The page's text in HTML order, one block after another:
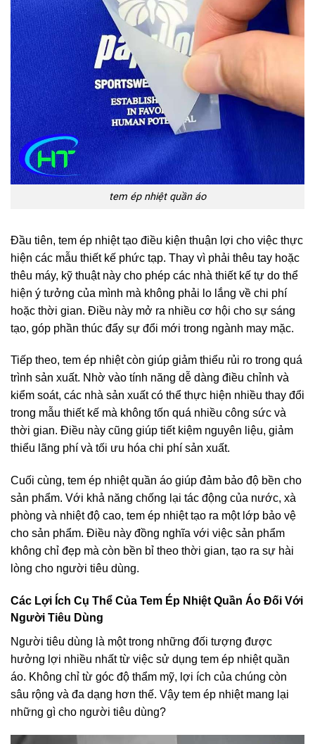
tem ép nhiệt quần áo
Đầu tiên, tem ép nhiệt tạo điều kiện thuận lợi cho việc thực
hiện các mẫu thiết kế phức tạp. Thay vì phải thêu tay hoặc
thêu máy, kỹ thuật này cho phép các nhà thiết kế tự do thể
hiện ý tưởng của mình mà không phải lo lắng về chi phí
hoặc thời gian. Điều này mở ra nhiều cơ hội cho sự sáng
tạo, góp phần thúc đẩy sự đổi mới trong ngành may mặc.
Tiếp theo, tem ép nhiệt còn giúp giảm thiểu rủi ro trong quá
trình sản xuất. Nhờ vào tính năng dễ dàng điều chỉnh và
kiểm soát, các nhà sản xuất có thể thực hiện nhiều thay đổi
trong mẫu thiết kế mà không tốn quá nhiều công sức và
thời gian. Điều này cũng giúp tiết kiệm nguyên liệu, giảm
thiểu lãng phí và tối ưu hóa chi phí sản xuất.
Cuối cùng, tem ép nhiệt quần áo giúp đảm bảo độ bền cho
sản phẩm. Với khả năng chống lại tác động của nước, xà
phòng và nhiệt độ cao, tem ép nhiệt tạo ra một lớp bảo vệ
cho sản phẩm. Điều này đồng nghĩa với việc sản phẩm
không chỉ đẹp mà còn bền bỉ theo thời gian, tạo ra sự hài
lòng cho người tiêu dùng.
Các Lợi Ích Cụ Thể Của Tem Ép Nhiệt Quần Áo Đối Với
Người Tiêu Dùng
Người tiêu dùng là một trong những đối tượng được
hưởng lợi nhiều nhất từ việc sử dụng tem ép nhiệt quần
áo. Không chỉ từ góc độ thẩm mỹ, lợi ích của chúng còn
sâu rộng và đa dạng hơn thế. Vậy tem ép nhiệt mang lại
những gì cho người tiêu dùng?